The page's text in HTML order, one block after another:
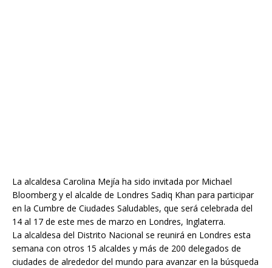
La alcaldesa Carolina Mejía ha sido invitada por Michael
Bloomberg y el alcalde de Londres Sadiq Khan para participar
en la Cumbre de Ciudades Saludables, que será celebrada del
14 al 17 de este mes de marzo en Londres, Inglaterra.
La alcaldesa del Distrito Nacional se reunirá en Londres esta
semana con otros 15 alcaldes y más de 200 delegados de
ciudades de alrededor del mundo para avanzar en la búsqueda